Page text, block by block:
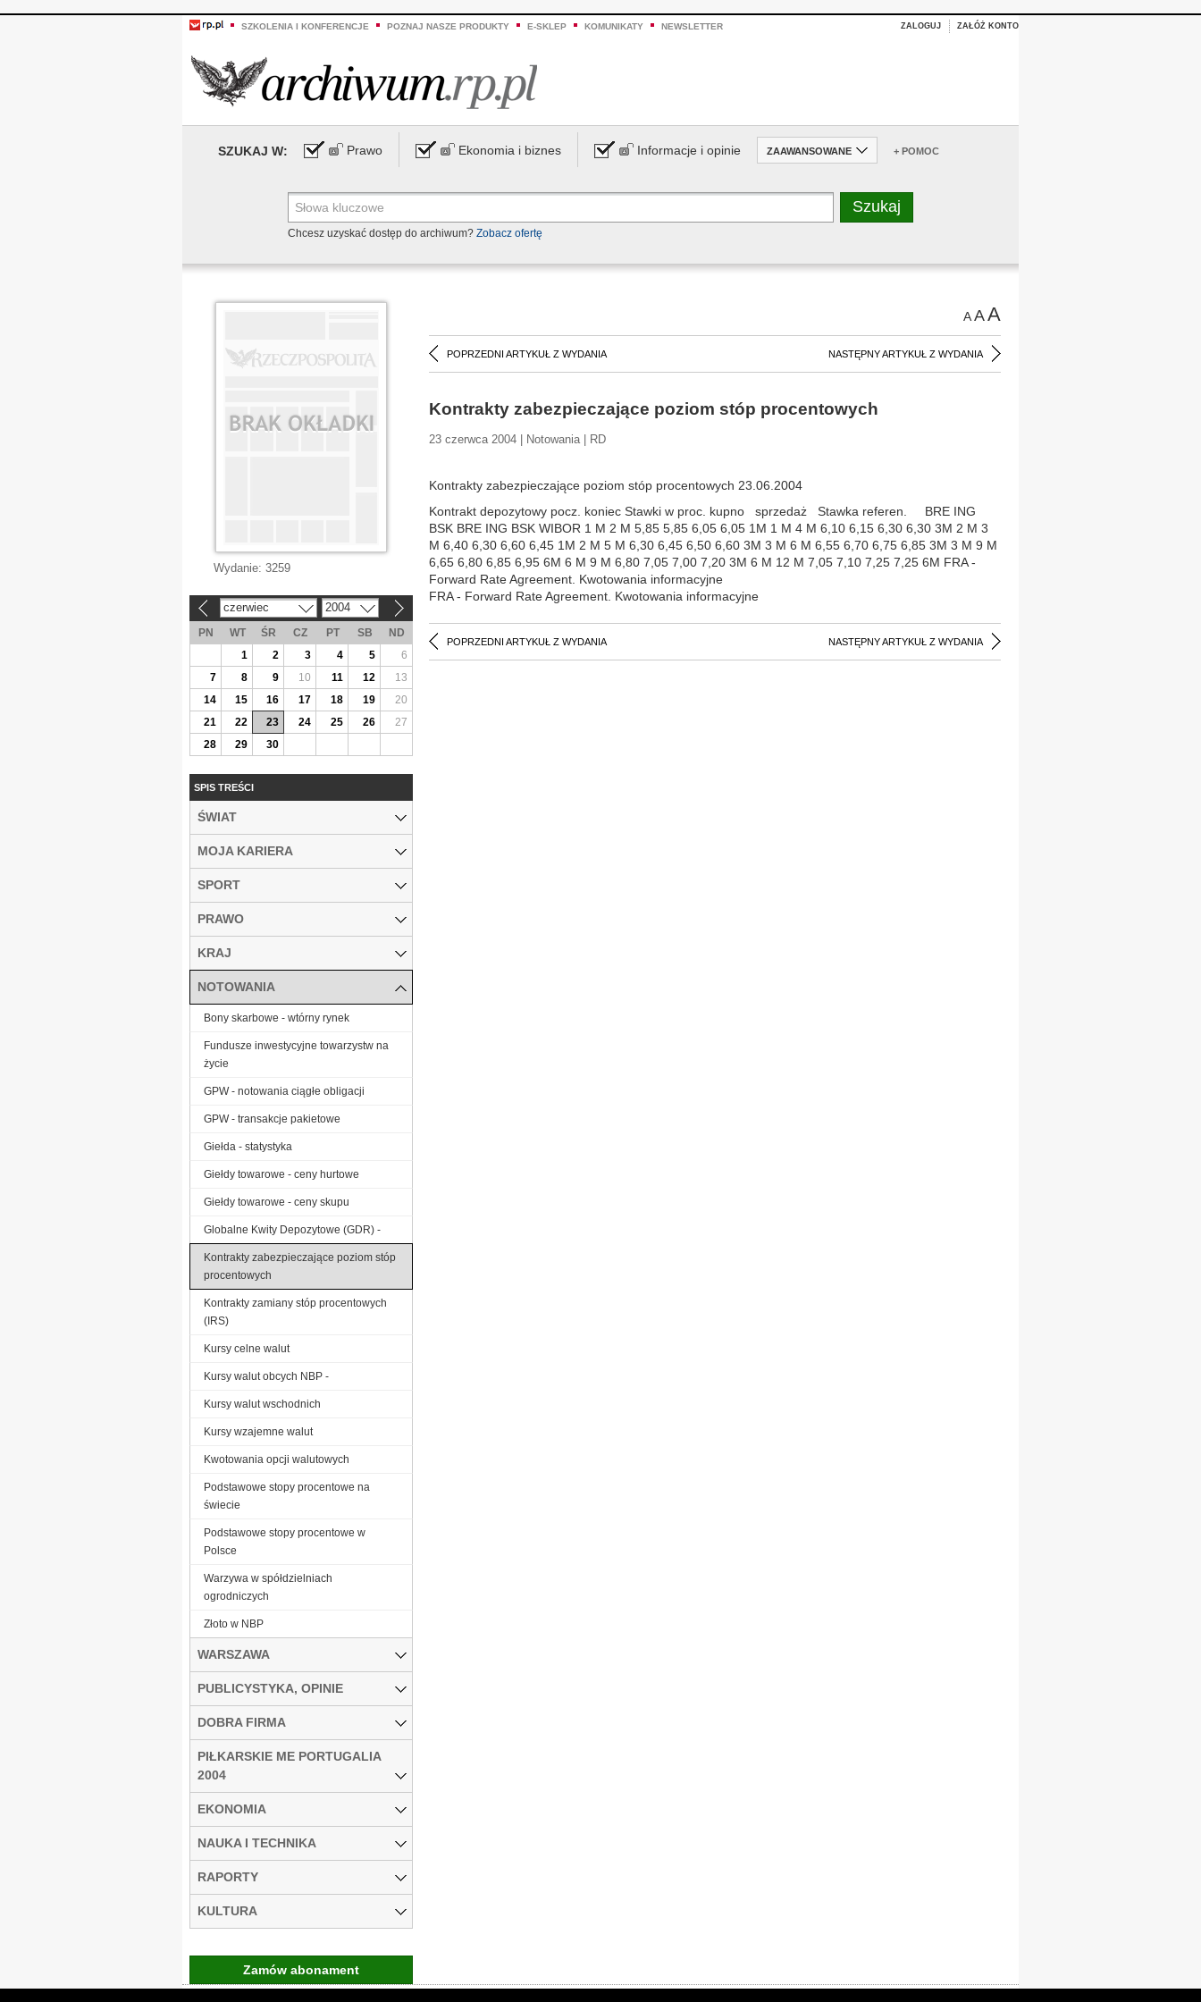
SZKOLENIA I KONFERENCJE POZNAJ NASZE PRODUKTY E-SKLEP KOMUNIKATY NEWSLETTER ZALOGUJ ZAŁÓŻ KONTO
SZUKAJ W: Prawo Ekonomia i biznes Informacje i opinie ZAAWANSOWANE + POMOC
Chcesz uzyskać dostęp do archiwum? Zobacz ofertę
AAA
POPRZEDNI ARTYKUŁ Z WYDANIA NASTĘPNY ARTYKUŁ Z WYDANIA
Kontrakty zabezpieczające poziom stóp procentowych
23 czerwca 2004 | Notowania | RD
Kontrakty zabezpieczające poziom stóp procentowych 23.06.2004
Kontrakt depozytowy pocz. koniec Stawki w proc. kupno sprzedaż Stawka referen. BRE ING
BSK BRE ING BSK WIBOR 1 M 2 M 5,85 5,85 6,05 6,05 1M 1 M 4 M 6,10 6,15 6,30 6,30 3M 2 M 3
M 6,40 6,30 6,60 6,45 1M 2 M 5 M 6,30 6,45 6,50 6,60 3M 3 M 6 M 6,55 6,70 6,75 6,85 3M 3 M 9 M
6,65 6,80 6,85 6,95 6M 6 M 9 M 6,80 7,05 7,00 7,20 3M 6 M 12 M 7,05 7,10 7,25 7,25 6M FRA -
Forward Rate Agreement. Kwotowania informacyjne
FRA - Forward Rate Agreement. Kwotowania informacyjne
POPRZEDNI ARTYKUŁ Z WYDANIA NASTĘPNY ARTYKUŁ Z WYDANIA
Wydanie: 3259
czerwiec 2004
PN WT ŚR CZ PT SB
ND
1
2 3 4 5
6
7
8 9 10 11 12
13
14
15 16 17 18 19
20
21
22 23 24 25 26
27
28
29 30
SPIS TREŚCI
ŚWIAT
MOJA KARIERA
SPORT
PRAWO
KRAJ
NOTOWANIA
Bony skarbowe - wtórny rynek
Fundusze inwestycyjne towarzystw na
życie
GPW - notowania ciągłe obligacji
GPW - transakcje pakietowe
Giełda - statystyka
Giełdy towarowe - ceny hurtowe
Giełdy towarowe - ceny skupu
Globalne Kwity Depozytowe (GDR) -
Kontrakty zabezpieczające poziom stóp
procentowych
Kontrakty zamiany stóp procentowych
(IRS)
Kursy celne walut
Kursy walut obcych NBP -
Kursy walut wschodnich
Kursy wzajemne walut
Kwotowania opcji walutowych
Podstawowe stopy procentowe na
świecie
Podstawowe stopy procentowe w
Polsce
Warzywa w spółdzielniach
ogrodniczych
Złoto w NBP
WARSZAWA
PUBLICYSTYKA, OPINIE
DOBRA FIRMA
PIŁKARSKIE ME PORTUGALIA
2004
EKONOMIA
NAUKA I TECHNIKA
RAPORTY
KULTURA
Zamów abonament